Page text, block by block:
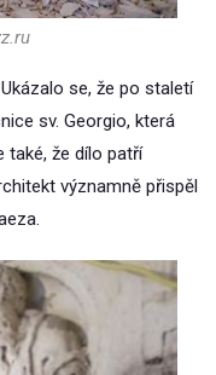
se, že po staletí
sv. Georgio, která
také, že dílo patří
významně přispěl